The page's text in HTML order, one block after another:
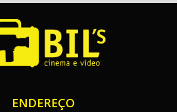
ENDEREÇO